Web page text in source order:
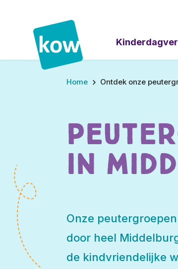
Home Ontdek onze
in
Onze
door heel
de kindvriendelijke